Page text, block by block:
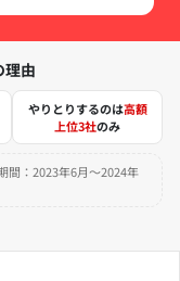
理由
やりとりするのは高額
上位3社のみ
間：2023年6月～2024年